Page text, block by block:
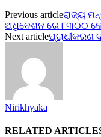
Previous articleରାଜ୍ୟ
ଅଧିବେଶନ ରେ ୮୩୦୦
Next articleପ୍ରାଧୀକରଣ
Nirikhyaka
RELATED